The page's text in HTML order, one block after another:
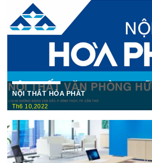
NỘI THẤT HÒA PHÁT
Th6 10,2022
Nội Thất Hòa Phátt Cần Thơ Là nơi trưng
các sản phẩm như: Bàn văn phòng, ghế xoay
sơ, két sắt,…Của cty CP Nội Thất Hòa Phát(
One) có địa ...